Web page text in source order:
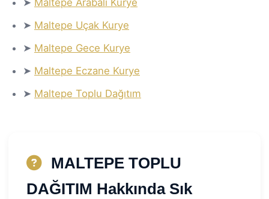
➤ Maltepe Uçak Kurye
➤ Maltepe Gece Kurye
➤ Maltepe Eczane Kurye
➤ Maltepe Toplu Dağıtım
MALTEPE TOPLU
DAĞITIM Hakkında Sık